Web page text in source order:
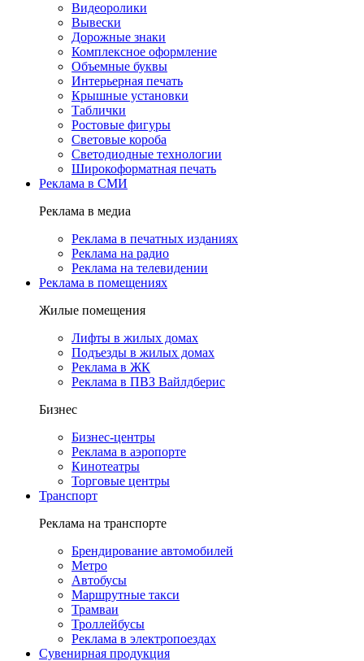
Видеоролики
Вывески
Дорожные знаки
Комплексное оформление
Объемные буквы
Интерьерная печать
Крышные установки
Таблички
Ростовые фигуры
Световые короба
Светодиодные технологии
Широкоформатная печать
Реклама в СМИ
Реклама в медиа
Реклама в печатных изданиях
Реклама на радио
Реклама на телевидении
Реклама в помещениях
Жилые помещения
Лифты в жилых домах
Подъезды в жилых домах
Реклама в ЖК
Реклама в ПВЗ Вайлдберис
Бизнес
Бизнес-центры
Реклама в аэропорте
Кинотеатры
Торговые центры
Транспорт
Реклама на транспорте
Брендирование автомобилей
Метро
Автобусы
Маршрутные такси
Трамваи
Троллейбусы
Реклама в электропоездах
Сувенирная продукция